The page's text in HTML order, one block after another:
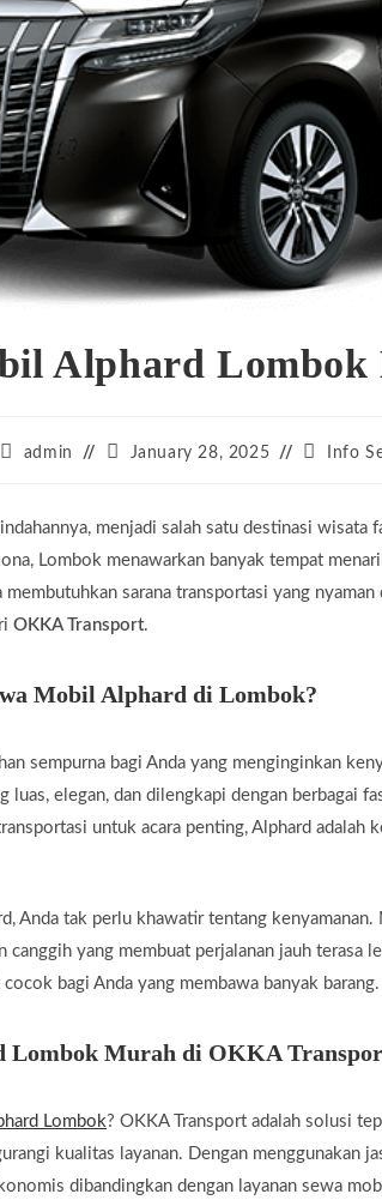
Alphard
Postadmin
PostJanuary 28, 2025
PostInfo
menjadi salah satu destinasi
Lombok menawarkan banyak tempat
sarana transportasi yang
OKKA Transport.
Mobil Alphard di Lombok?
sempurna bagi Anda yang menginginkan
luas, elegan, dan dilengkapi dengan berbagai
untuk acara penting, Alphard adalah
Anda tak perlu khawatir tentang
canggih yang membuat perjalanan jauh terasa
bagi Anda yang membawa banyak barang.
Lombok Murah di OKKA
Lombok? OKKA Transport adalah solusi
kualitas layanan. Dengan menggunakan
dibandingkan dengan layanan sewa